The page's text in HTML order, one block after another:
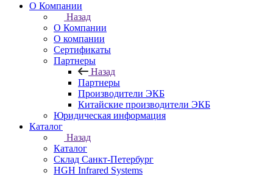
О Компании
Назад
О Компании
О компании
Сертификаты
Партнеры
Назад
Партнеры
Производители ЭКБ
Китайские производители ЭКБ
Юридическая информация
Каталог
Назад
Каталог
Cклад Санкт-Петербург
HGH Infrared Systems